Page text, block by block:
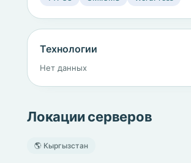
Технологии
Нет данных
Локации серверов
🌎 Кыргызстан